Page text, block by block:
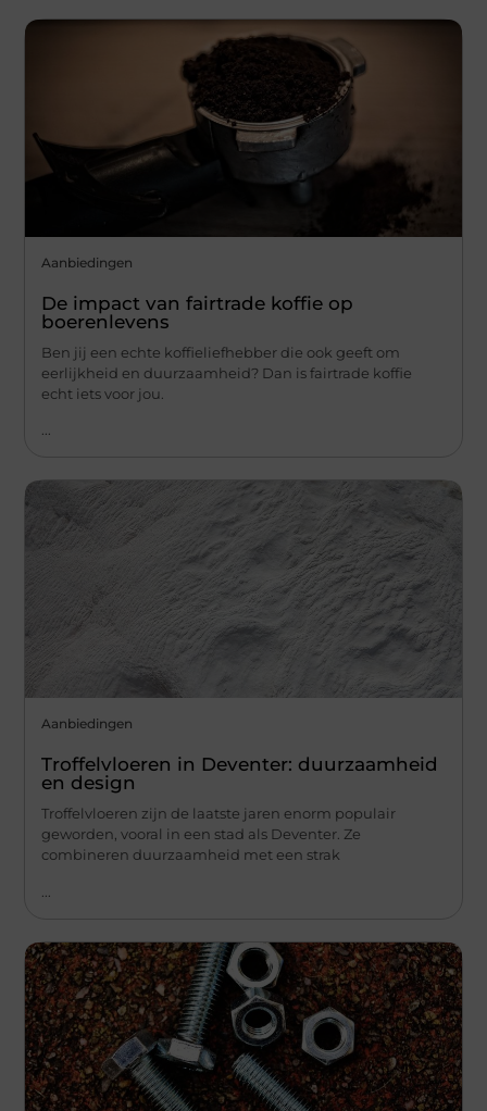
Aanbiedingen
De impact van fairtrade koffie op
boerenlevens
Ben jij een echte koffieliefhebber die ook geeft om
eerlijkheid en duurzaamheid? Dan is fairtrade koffie
echt iets voor jou.
...
Aanbiedingen
Troffelvloeren in Deventer: duurzaamheid
en design
Troffelvloeren zijn de laatste jaren enorm populair
geworden, vooral in een stad als Deventer. Ze
combineren duurzaamheid met een strak